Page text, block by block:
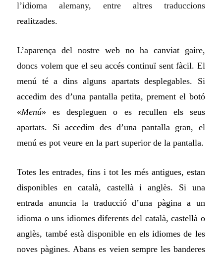
l’idioma alemany, entre altres traduccions
realitzades.
L’aparença del nostre web no ha canviat gaire,
doncs volem que el seu accés continuï sent fàcil. El
menú téa dinsalguns apartats desplegables. Si
accedim des d’una pantalla petita, prement el botó
«Menú» es despleguen o es recullen els seus
apartats. Si accedimdes d’una pantalla gran, el
menú es pot veure en la part superior de la pantalla.
Totes les entrades, fins i tot les més antigues, estan
disponibles en català, castellà i anglès. Si una
entrada anuncia la traducció d’una pàgina a un
idioma o uns idiomes diferents del català, castellà o
anglès, també està disponible en els idiomes de les
noves pàgines.Abans es veien sempre les banderes